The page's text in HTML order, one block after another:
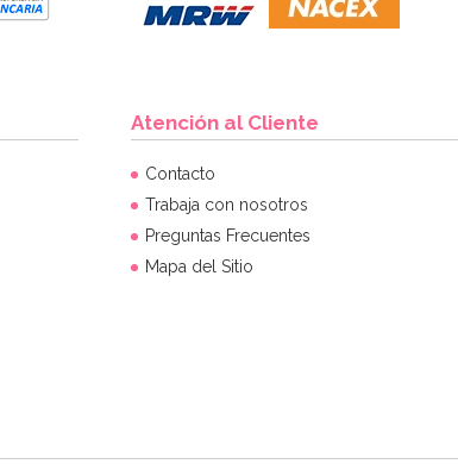
Atención al Cliente
Contacto
Trabaja con nosotros
Preguntas Frecuentes
Mapa del Sitio